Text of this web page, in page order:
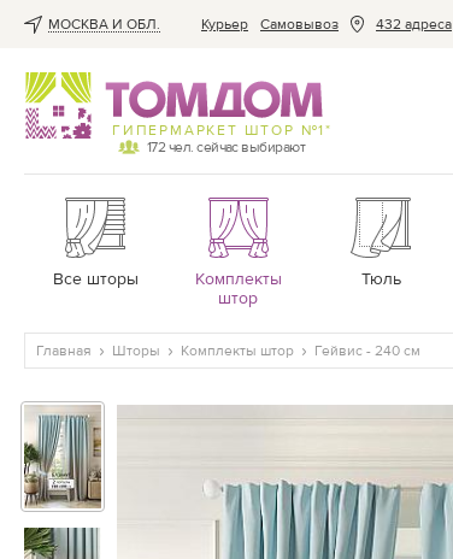
МОСКВА И ОБЛ. Курьер Cамовывоз 432 адреса
ГИПЕРМАРКЕТ ШТОР №1*
172 чел. сейчас выбирают
Все шторы
Комплекты
штор
Тюль
Главная Шторы Комплекты штор Гейвис - 240 см